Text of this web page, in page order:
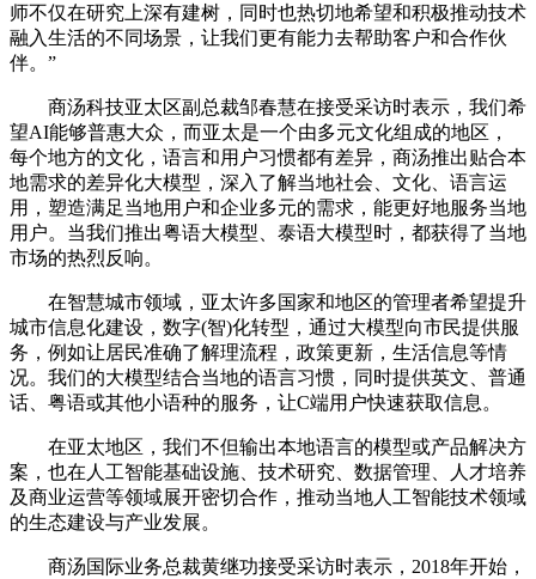
师不仅在研究上深有建树，同时也热切地希望和积极推动技术
融入生活的不同场景，让我们更有能力去帮助客户和合作伙
伴。”
商汤科技亚太区副总裁邹春慧在接受采访时表示，我们希
望AI能够普惠大众，而亚太是一个由多元文化组成的地区，
每个地方的文化，语言和用户习惯都有差异，商汤推出贴合本
地需求的差异化大模型，深入了解当地社会、文化、语言运
用，塑造满足当地用户和企业多元的需求，能更好地服务当地
用户。当我们推出粤语大模型、泰语大模型时，都获得了当地
市场的热烈反响。
在智慧城市领域，亚太许多国家和地区的管理者希望提升
城市信息化建设，数字(智)化转型，通过大模型向市民提供服
务，例如让居民准确了解理流程，政策更新，生活信息等情
况。我们的大模型结合当地的语言习惯，同时提供英文、普通
话、粤语或其他小语种的服务，让C端用户快速获取信息。
在亚太地区，我们不但输出本地语言的模型或产品解决方
案，也在人工智能基础设施、技术研究、数据管理、人才培养
及商业运营等领域展开密切合作，推动当地人工智能技术领域
的生态建设与产业发展。
商汤国际业务总裁黄继功接受采访时表示，2018年开始，